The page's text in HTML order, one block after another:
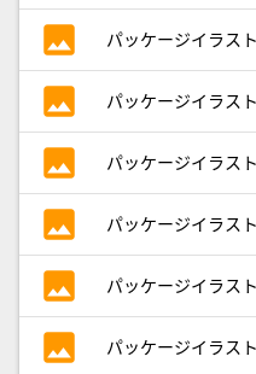
photo パッケージイラス
photo パッケージイラス
photo パッケージイラス
photo パッケージイラス
photo パッケージイラス
photo パッケージイラス